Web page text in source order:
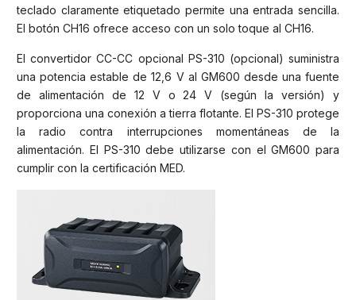
teclado claramente etiquetado permite una entrada sencilla.
El botón CH16 ofrece acceso con un solo toque al CH16.
El convertidor CC-CC opcional PS-310 (opcional) suministra
una potencia estable de 12,6 V al GM600 desde una fuente
de alimentación de 12 V o 24 V (según la versión) y
proporciona una conexión a tierra flotante. El PS-310 protege
la radio contra interrupciones momentáneas de la
alimentación. El PS-310 debe utilizarse con el GM600 para
cumplir con la certificación MED.